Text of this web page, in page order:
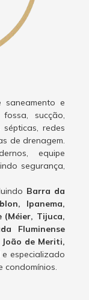
saneamento e
sucção,
redes
de drenagem.
equipe
segurança,
Barra da
Ipanema,
Tijuca,
Fluminense
de Meriti,
especializado
condomínios.